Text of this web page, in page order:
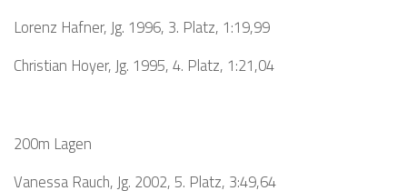
Lorenz Hafner, Jg. 1996, 3. Platz, 1:19,99
Christian Hoyer, Jg. 1995, 4. Platz, 1:21,04
200m Lagen
Vanessa Rauch, Jg. 2002, 5. Platz, 3:49,64